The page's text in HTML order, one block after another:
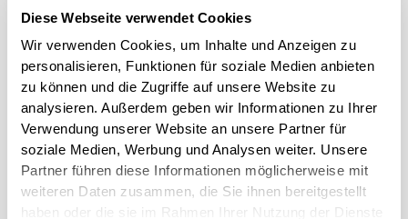
Diese Webseite verwendet Cookies
Wir verwenden Cookies, um Inhalte und Anzeigen zu
personalisieren, Funktionen für soziale Medien anbieten
zu können und die Zugriffe auf unsere Website zu
analysieren. Außerdem geben wir Informationen zu Ihrer
Verwendung unserer Website an unsere Partner für
soziale Medien, Werbung und Analysen weiter. Unsere
Partner führen diese Informationen möglicherweise mit
weiteren Daten zusammen, die Sie ihnen bereitgestellt
haben oder die sie im Rahmen Ihrer Nutzung der Dienste
Wir brauchen Ihre Einwilligung
Dieser Inhalt wird von YouTube bereit
gestellt. Wenn Sie den Inhalt aktivieren,
werden ggf. personenbezogene Daten
verarbeitet und Cookies gesetzt.